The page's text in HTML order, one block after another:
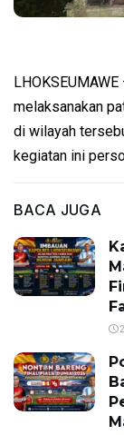
melaksanakan
di wilayah
kegiatan ini
BACA JUGA